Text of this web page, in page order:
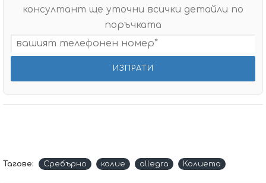
консултант ще уточни всички детайли по
поръчката
Тагове: Сребърно колие allegra Колиета